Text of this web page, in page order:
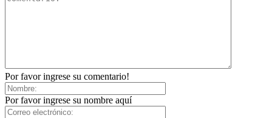
Por favor ingrese su comentario!
Por favor ingrese su nombre aquí